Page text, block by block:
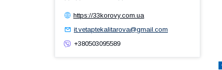
https://33korovy.com.ua
it.vetaptekalitarova@gmail.com
+380503095589